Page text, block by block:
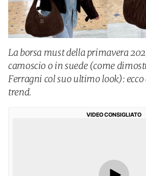
La borsa must della primavera
camoscio o in suede (come
Ferragni col suo ultimo look):
trend.
VIDEO CONSIGLIATO